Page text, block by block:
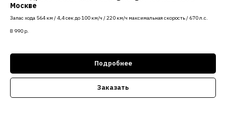
Москве
Запас хода 564 км / 4,4 сек до 100 км/ч / 220 км/ч максимальная скорость / 670 л.с.
8 990 р.
Подробнее
Заказать